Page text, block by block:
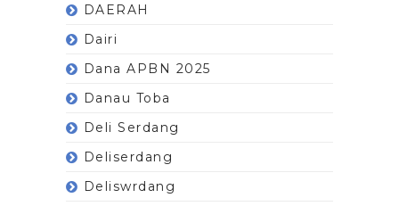
DAERAH
Dairi
Dana APBN 2025
Danau Toba
Deli Serdang
Deliserdang
Deliswrdang